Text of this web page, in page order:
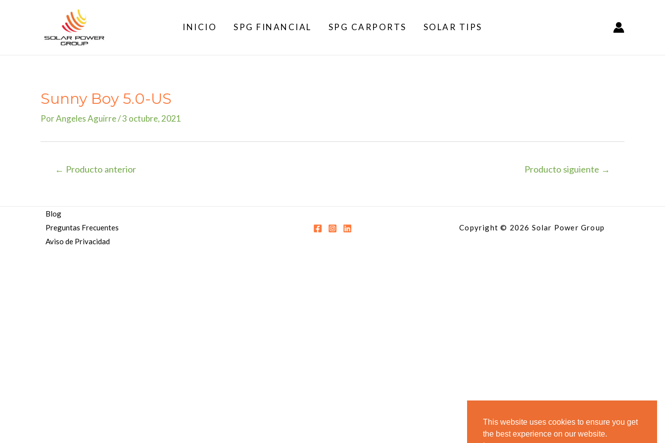
INICIO SPG FINANCIAL SPG CARPORTS SOLAR TIPS
Sunny Boy 5.0-US
PorAngeles Aguirre/3 octubre, 2021
Navegación
← Producto anterior Producto siguiente →
Blog
Preguntas Frecuentes
Aviso de Privacidad
Copyright © 2026 Solar Power Group
This website uses cookies to ensure you get
the best experience on our website.